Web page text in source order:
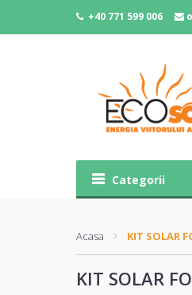
+40 771 599 006
Categorii
Acasa KIT SOLAR
KIT SOLAR